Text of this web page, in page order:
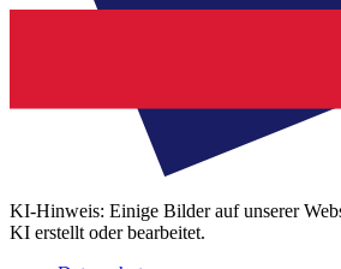
KI-Hinweis: Einige Bilder auf unserer
KI erstellt oder bearbeitet.